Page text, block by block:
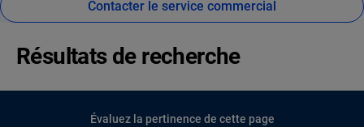
Contacter le service commercial
Résultats de recherche
Évaluez la pertinence de cette page